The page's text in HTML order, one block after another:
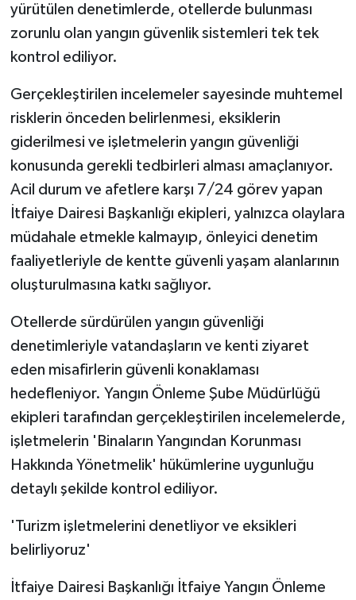
yürütülen denetimlerde, otellerde bulunması
zorunlu olan yangın güvenlik sistemleri tek tek
kontrol ediliyor.
Gerçekleştirilen incelemeler sayesinde muhtemel
risklerin önceden belirlenmesi, eksiklerin
giderilmesi ve işletmelerin yangın güvenliği
konusunda gerekli tedbirleri alması amaçlanıyor.
Acil durum ve afetlere karşı 7/24 görev yapan
İtfaiye Dairesi Başkanlığı ekipleri, yalnızca olaylara
müdahale etmekle kalmayıp, önleyici denetim
faaliyetleriyle de kentte güvenli yaşam alanlarının
oluşturulmasına katkı sağlıyor.
Otellerde sürdürülen yangın güvenliği
denetimleriyle vatandaşların ve kenti ziyaret
eden misafirlerin güvenli konaklaması
hedefleniyor. Yangın Önleme Şube Müdürlüğü
ekipleri tarafından gerçekleştirilen incelemelerde,
işletmelerin 'Binaların Yangından Korunması
Hakkında Yönetmelik' hükümlerine uygunluğu
detaylı şekilde kontrol ediliyor.
'Turizm işletmelerini denetliyor ve eksikleri
belirliyoruz'
İtfaiye Dairesi Başkanlığı İtfaiye Yangın Önleme